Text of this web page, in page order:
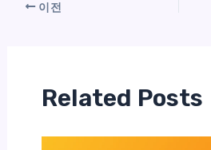
이전
Related Posts